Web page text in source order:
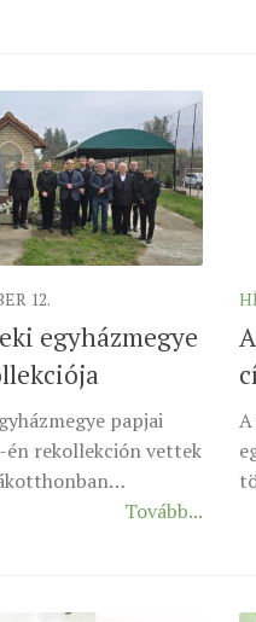
12.
egyházmegye
papjai
én rekollekción vettek
Tovább...